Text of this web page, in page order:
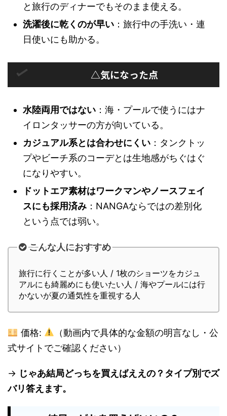
と旅行のディナーでもそのまま使える。
洗濯後に乾くのが早い ：旅行中の手洗い・連
日使いにも助かる。
△気になった点
水陸両用ではない ：海・プールで使うにはナ
イロンタッサーの方が向いている。
カジュアル系とは合わせにくい ：タンクトッ
プやビーチ系のコーデとは生地感がちぐはぐ
になりやすい。
ドットエア素材はワークマンやノースフェイ
スにも採用済み ：NANGAならではの差別化
という点では弱い。
こんな人におすすめ
旅行に行くことが多い人 / 1枚のショーツをカジュ
アルにも綺麗めにも使いたい人 / 海やプールには行
かないが夏の通気性を重視する人
価格:
（動画内で具体的な金額の明言なし・公
式サイトでご確認ください）
→ じゃあ結局どっちを買えばええの？タイプ別でズ
バリ答えます。